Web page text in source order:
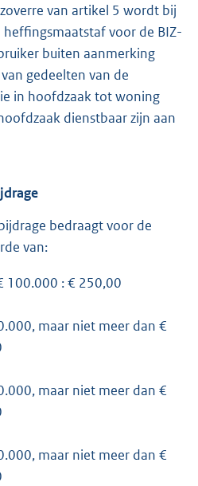
van artikel 5 wordt bij
voor de BIZ-
buiten aanmerking
gedeelten van de
in hoofdzaak tot woning
dienstbaar zijn aan
bedraagt voor de
van:
100.000 : € 250,00
maar niet meer dan €
maar niet meer dan €
maar niet meer dan €